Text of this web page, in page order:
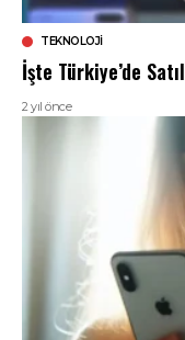
TEKNOLOJI
İşte Türkiye’de
2 yıl önce